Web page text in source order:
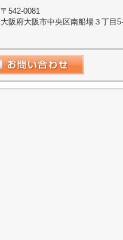
〒542-0081
大阪府大阪市中央区南船場３丁目